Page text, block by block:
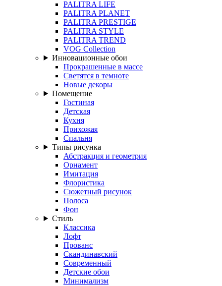
PALITRA LIFE
PALITRA PLANET
PALITRA PRESTIGE
PALITRA STYLE
PALITRA TREND
VOG Collection
Инновационные обои
Прокрашенные в массе
Светятся в темноте
Новые декоры
Помещение
Гостиная
Детская
Кухня
Прихожая
Спальня
Типы рисунка
Абстракция и геометрия
Орнамент
Имитация
Флористика
Сюжетный рисунок
Полоса
Фон
Стиль
Классика
Лофт
Прованс
Скандинавский
Современный
Детские обои
Минимализм